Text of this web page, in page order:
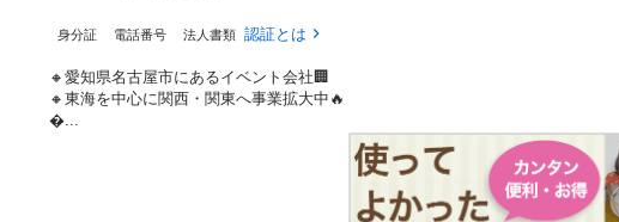
身分証 電話番号 法人書類 認証とは
🔸愛知県名古屋市にあるイベント会社🏢
🔸東海を中心に関西・関東へ事業拡大中🔥
...